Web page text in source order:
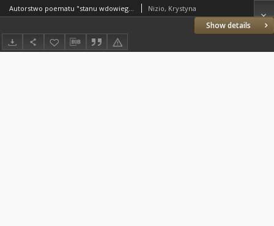
Show details
Autorstwo poematu "stanu wdowiego tęskliwego pobożne zabawy i pociechy". Pamiętnik Biblioteki Kórnickiej Z. 19. Nizio, Krystyna